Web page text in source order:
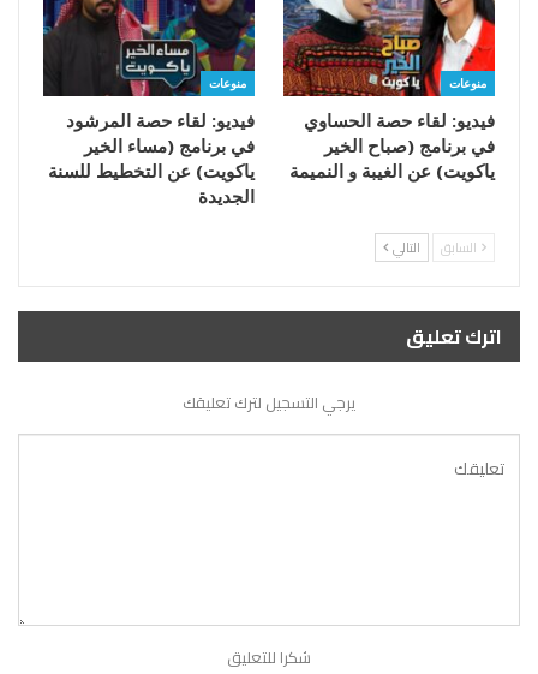
منوعات
فيديو: لقاء حصة الحساوي
في برنامج (صباح الخير
ياكويت) عن الغيبة و النميمة
منوعات
فيديو: لقاء حصة المرشود
في برنامج (مساء الخير
ياكويت) عن التخطيط للسنة
الجديدة
السابق التالي
اترك تعليق
يرجي التسجيل لترك تعليقك
شكرا للتعليق